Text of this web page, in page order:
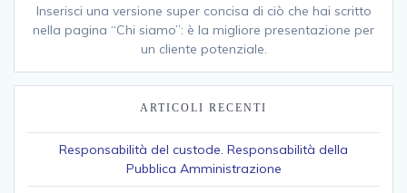
Inserisci una versione super concisa di ciò che hai scritto
nella pagina “Chi siamo”: è la migliore presentazione per
un cliente potenziale.
ARTICOLI RECENTI
Responsabilità del custode. Responsabilità della
Pubblica Amministrazione